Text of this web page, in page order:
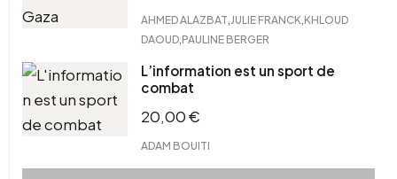
AHMED ALAZBAT JULIE FRANCK KHLOUD
DAOUD PAULINE BERGER
L’information est un sport de
combat
20,00€
ADAM BOUITI